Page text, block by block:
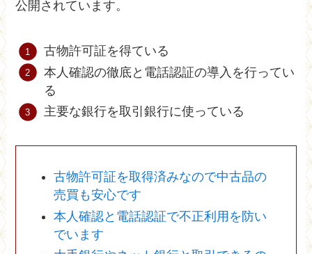
公開されています。
古物許可証を得ている
本人確認の徹底と電話認証の導入を行ってい
る
主要な銀行を取引銀行に使っている
古物許可証を取得済みなので中古品の
売買も安心です
本人確認と電話認証で不正利用を防い
でいます